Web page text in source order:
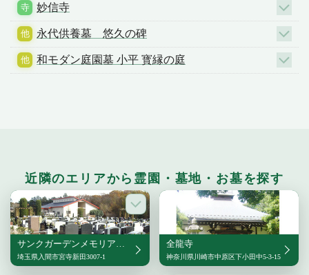
妙信寺
永代供養墓 悠久の碑
和モダン庭園墓 小平 寳縁の庭
近隣のエリアから霊園・墓地・お墓を探す
埼玉県入間市宮寺新田3007-1
全龍寺
神奈川県川崎市中原区下小田中5-3-15